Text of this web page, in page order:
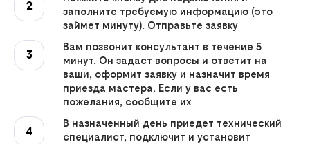
2
заполните требуемую информацию (это
займет минуту). Отправьте заявку
3
Вам позвонит консультант в течение 5
минут. Он задаст вопросы и ответит на
ваши, оформит заявку и назначит время
приезда мастера. Если у вас есть
пожелания, сообщите их
4
В назначенный день приедет технический
специалист, подключит и установит